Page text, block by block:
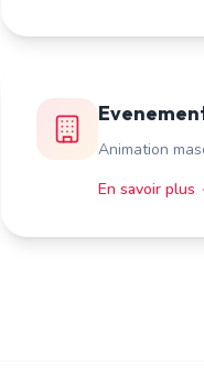
Animation
En savoir plus